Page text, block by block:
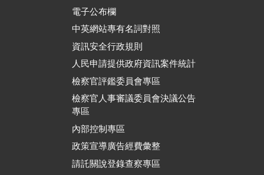
電子公布欄
中英網站專有名詞對照
資訊安全行政規則
人民申請提供政府資訊案件統計
檢察官評鑑委員會專區
檢察官人事審議委員會決議公告
專區
內部控制專區
政策宣導廣告經費彙整
請託關說登錄查察專區